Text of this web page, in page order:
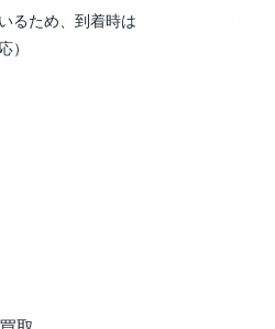
るため、到着時は
）